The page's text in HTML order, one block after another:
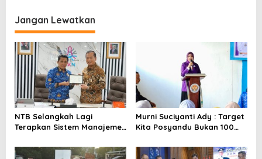
i
g
a
s
i
p
o
Jangan Lewatkan
NTB Selangkah Lagi
Terapkan Sistem Manajemen
Murni Suciyanti Ady : Target
Kita Posyandu Bukan 100
Persen Berfungsi